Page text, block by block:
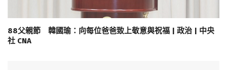
88父親節 韓國瑜：向每位爸爸致上敬意與祝福 | 政治 | 中央
社 CNA